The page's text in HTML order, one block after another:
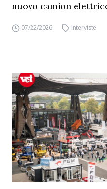
nuovo camion
07/22/2026 Interviste